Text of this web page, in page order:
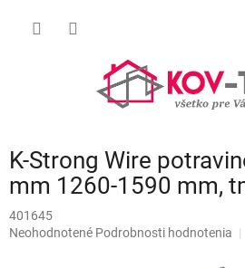
K-Strong Wire
mm 1260-1590 mm,
401645
Priemerné
Neohodnotené Podrobnosti hodnotenia